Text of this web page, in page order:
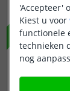
NIEUW
'Accepteer'
Kiest u voor
functionele
technieken
nog